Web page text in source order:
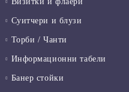
Суитчери и блузи
Торби / Чанти
Информационни табели
Банер стойки